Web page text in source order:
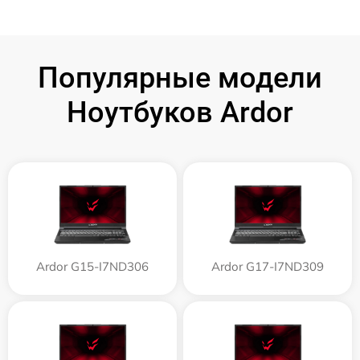
Популярные модели
Ноутбуков Ardor
Ardor G15-I7ND306 Ardor G17-I7ND309